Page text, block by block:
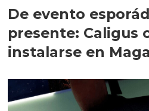
De evento
presente: Caligus
instalarse en